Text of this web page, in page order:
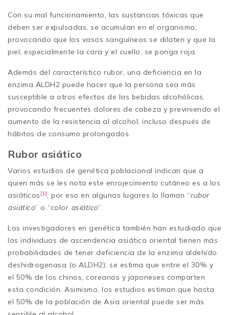
Con su mal funcionamiento, las sustancias tóxicas que
deben ser expulsadas, se acumulan en el organismo,
provocando que los vasos sanguíneos se dilaten y que la
piel, especialmente la cara y el cuello, se ponga roja.
Además del característico rubor, una deficiencia en la
enzima ALDH2 puede hacer que la persona sea más
susceptible a otros efectos de las bebidas alcohólicas,
provocando frecuentes dolores de cabeza y previniendo el
aumento de la resistencia al alcohol, incluso después de
hábitos de consumo prolongados.
Rubor asiático
Varios estudios de genética poblacional indican que a
quien más se les nota este enrojecimiento cutáneo es a los
asiáticos [1], por eso en algunos lugares lo llaman “rubor
asiático” o “color asiático”.
Los investigadores en genética también han estudiado que
los individuos de ascendencia asiática oriental tienen más
probabilidades de tener deficiencia de la enzima aldehído
deshidrogenasa (o ALDH2): se estima que entre el 30% y
el 50% de los chinos, coreanos y japoneses comparten
esta condición. Asimismo, los estudios estiman que hasta
el 50% de la población de Asia oriental puede ser más